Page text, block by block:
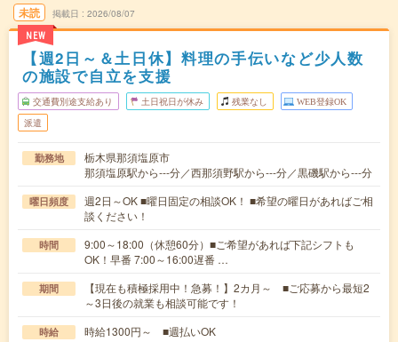
未読
NEW
掲載日 2026/08/07
【週2日～＆土日休】料理の手伝いなど少人数
の施設で自立を支援
交通費別途支給あり 土日祝日が休み 残業なし WEB登録OK
派遣
勤務地
栃木県那須塩原市
那須塩原駅から---分／西那須野駅から---分／黒磯駅から---分
曜日頻度
週2日～OK ■曜日固定の相談OK！ ■希望の曜日があればご相
談ください！
時間
9:00～18:00（休憩60分）■ご希望があれば下記シフトも
OK！早番 7:00～16:00遅番 …
期間
【現在も積極採用中！急募！】2カ月～ ■ご応募から最短2
～3日後の就業も相談可能です！
時給 時給1300円～ ■週払いOK